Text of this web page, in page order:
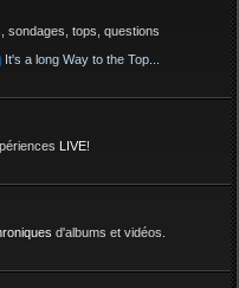
sondages, tops, questions
It's a long Way to the Top...
LIVE!
d'albums et vidéos.